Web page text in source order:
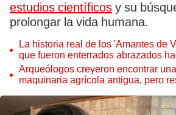
estudios científicos y su
prolongar la vida humana.
La historia real de los 'Amantes de
que fueron enterrados abrazados
Arqueólogos creyeron encontrar
maquinaria agrícola antigua, pero